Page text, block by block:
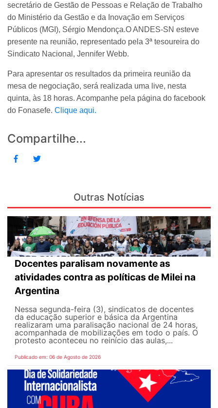
secretário de Gestão de Pessoas e Relação de Trabalho
do Ministério da Gestão e da Inovação em Serviços
Públicos (MGI), Sérgio Mendonça.O ANDES-SN esteve
presente na reunião, representado pela 3ª tesoureira do
Sindicato Nacional, Jennifer Webb.
Para apresentar os resultados da primeira reunião da
mesa de negociação, será realizada uma live, nesta
quinta, às 18 horas. Acompanhe pela página do facebook
do Fonasefe. Clique aqui.
Compartilhe...
Outras Notícias
Docentes paralisam novamente as
atividades contra as políticas de Milei na
Argentina
Nessa segunda-feira (3), sindicatos de docentes
da educação superior e básica da Argentina
realizaram uma paralisação nacional de 24 horas,
acompanhada de mobilizações em todo o país. O
protesto aconteceu no reinício das aulas,...
Publicado em: 06 de Agosto de 2026